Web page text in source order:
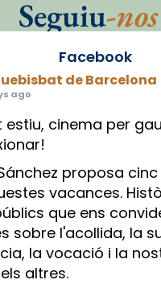
Seguiu-nos
Facebook
de Barcelona
ago
estiu, cinema per
proposa cinc
vacances.
que ens
sobre l'acollida, la
la vocació i la
altres.